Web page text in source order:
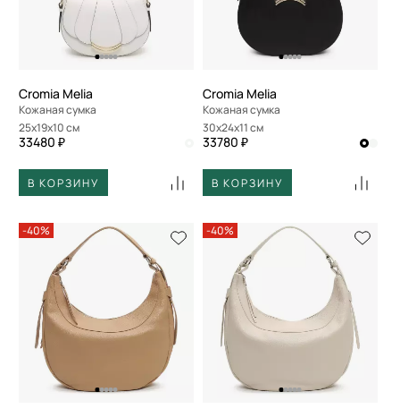
Cromia Melia
Кожаная сумка
25x19x10 см
33480 ₽
В КОРЗИНУ
Cromia Melia
Кожаная сумка
30x24x11 см
33780 ₽
В КОРЗИНУ
-40% -40%